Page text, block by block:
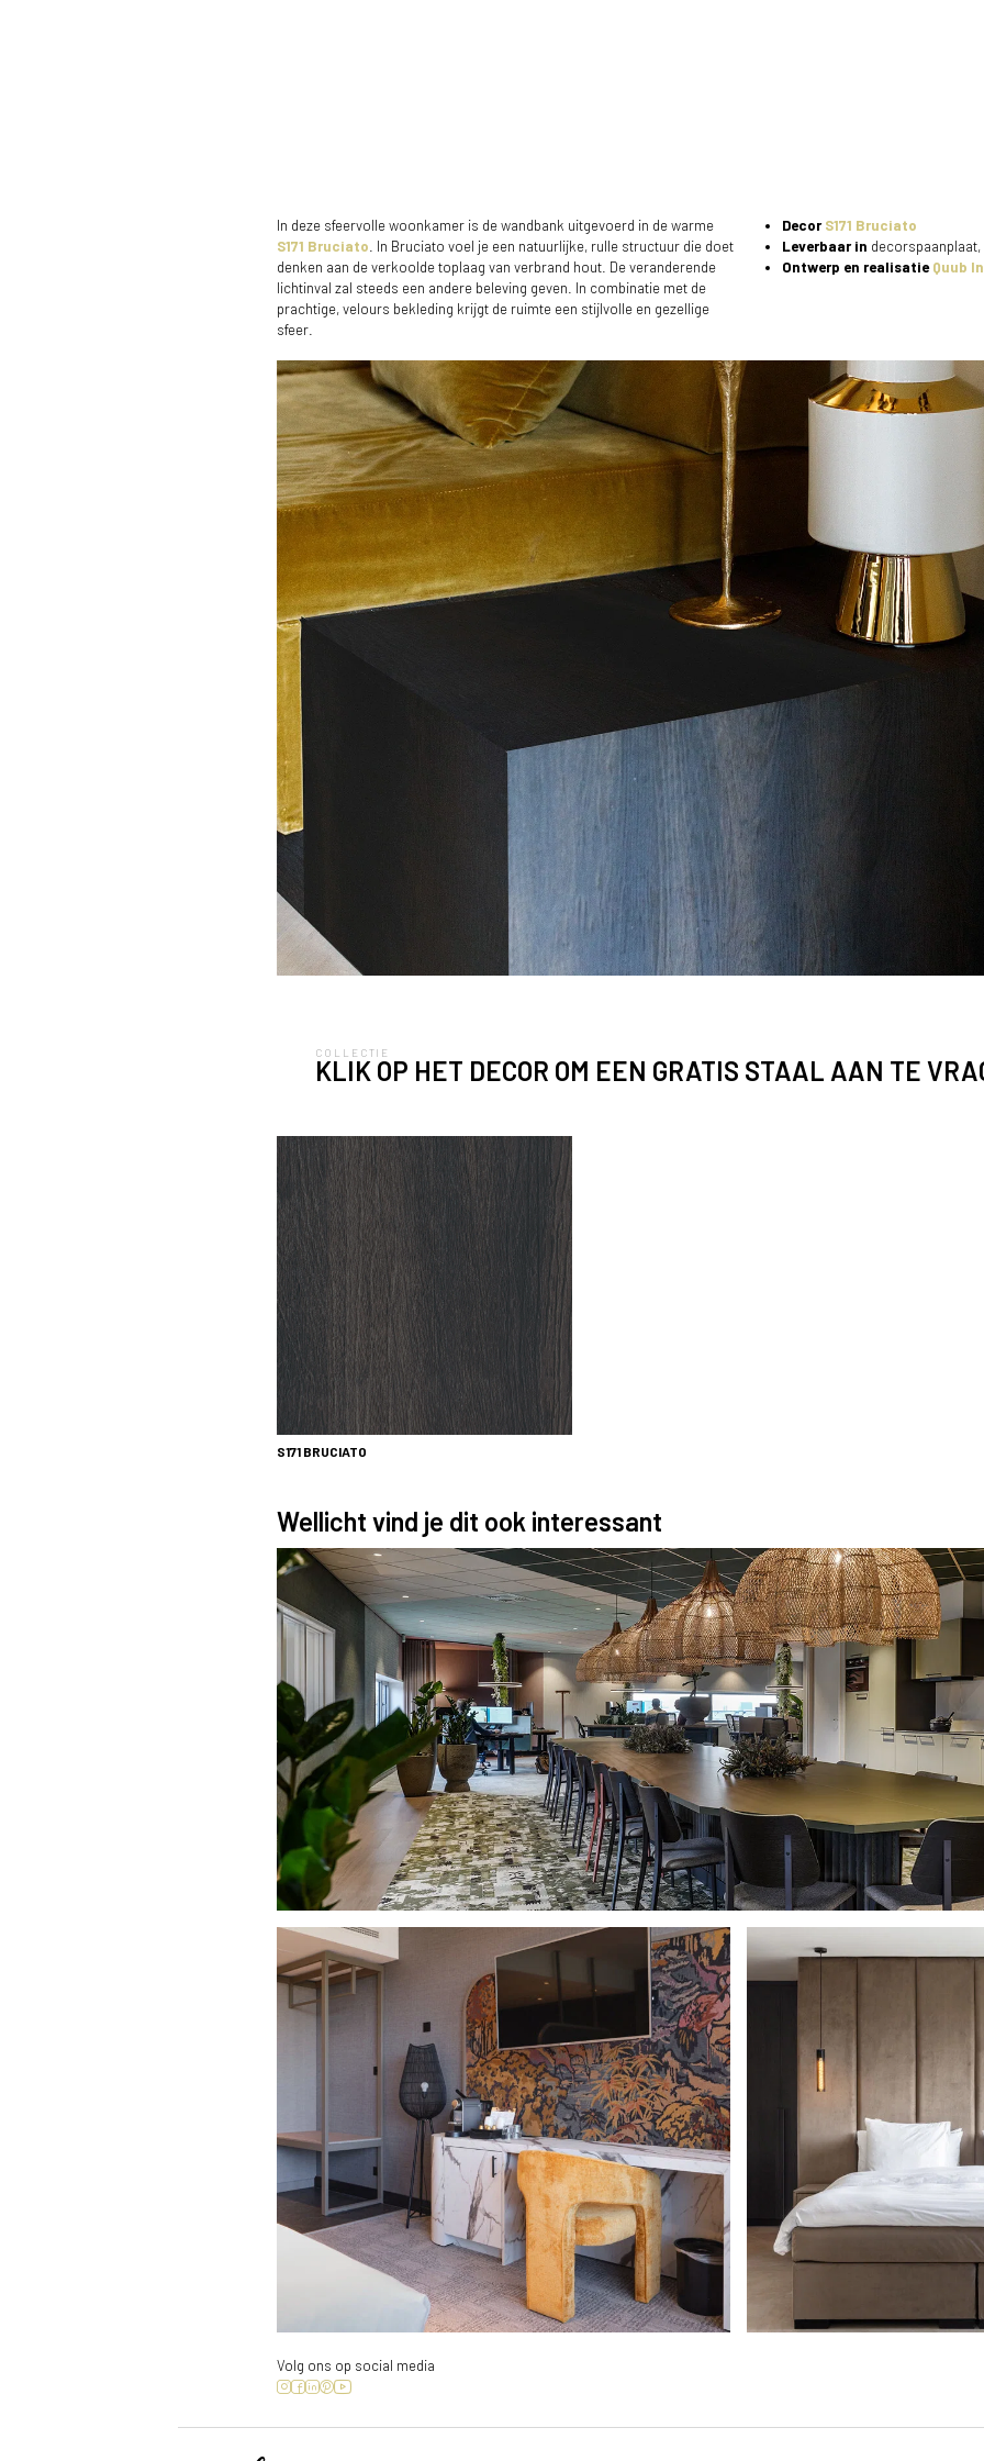
In deze sfeervolle woonkamer is de wandbank uitgevoerd in de warme
S171 Bruciato . In Bruciato voel je een natuurlijke, rulle structuur die doet
denken aan de verkoolde toplaag van verbrand hout. De veranderende
lichtinval zal steeds een andere beleving geven. In combinatie met de
prachtige, velours bekleding krijgt de ruimte een stijlvolle en gezellige
sfeer.
DecorS171 Bruciato
Leverbaar in decorspaanplaat,
Ontwerp en realisatie Quub
Wandbank uitgevoerd in S171 Bruciato
COLLECTIE
KLIK OP HET DECOR OM EEN GRATIS STAAL AAN TE
S171 BRUCIATO
Wellicht vind je dit ook interessant
Volg ons op social media